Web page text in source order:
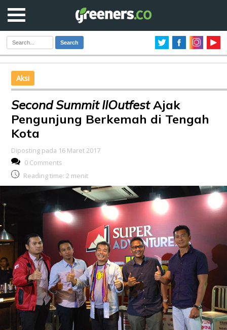
Search
Aksi
Second Summit IIOutfestAjak
Pengunjung Berkemah di Tengah
Kota
Diposting pada 16 Maret 2017
0 Comments
Reading time: 2 menit